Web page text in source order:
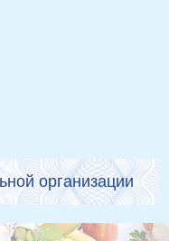
организации